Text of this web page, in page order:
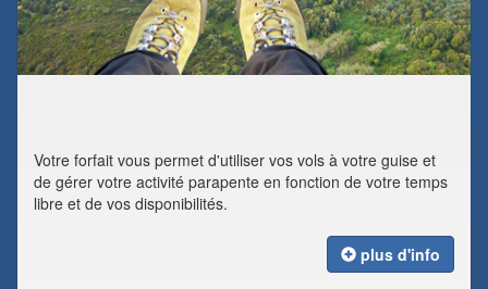
Votre forfait vous permet d'utiliser vos vols à votre guise et
de gérer votre activité parapente en fonction de votre temps
libre et de vos disponibilités.
plus d'info